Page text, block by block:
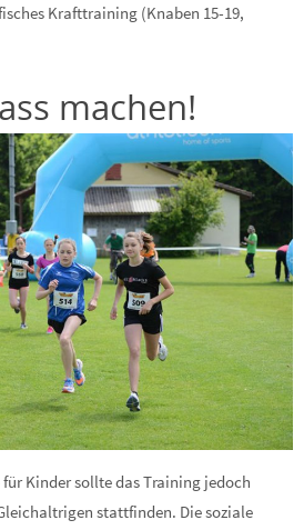
Krafttraining (Knaben 15-19,
machen!
Kinder sollte das Training jedoch
stattfinden. Die soziale